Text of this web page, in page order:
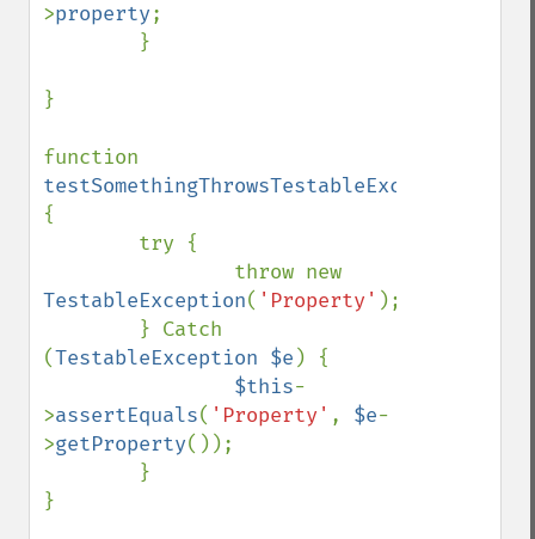
>property;
}
testSomethingThrowsTestableException
{
TestableException( 'Property' );
(TestableException $e ) {
$this-
>assertEquals( 'Property' , $e-
>getProperty());
}